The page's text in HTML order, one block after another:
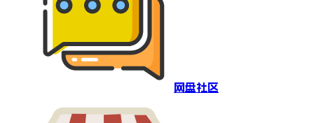
网盘社区